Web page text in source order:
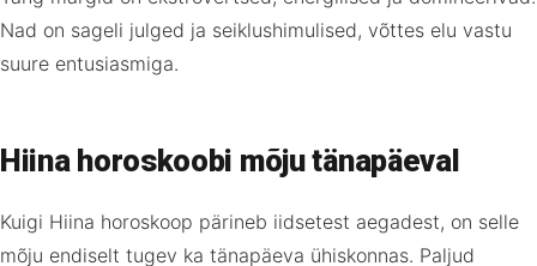
Nad on sageli julged ja seiklushimulised, võttes elu vastu
suure entusiasmiga.
Hiina horoskoobi mõju tänapäeval
Kuigi Hiina horoskoop pärineb iidsetest aegadest, on selle
mõju endiselt tugev ka tänapäeva ühiskonnas. Paljud